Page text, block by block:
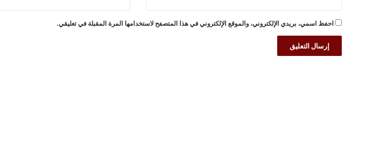
احفظ اسمي، بريدي الإلكتروني، والموقع الإلكتروني في هذا المتصفح لاستخدامها المرة المقبلة في تعليقي.